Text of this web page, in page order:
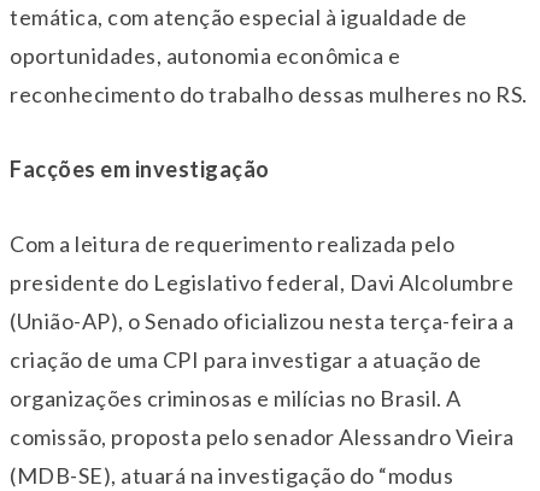
temática, com atenção especial à igualdade de
oportunidades, autonomia econômica e
reconhecimento do trabalho dessas mulheres no RS.
Facções em investigação
Com a leitura de requerimento realizada pelo
presidente do Legislativo federal, Davi Alcolumbre
(União-AP), o Senado oficializou nesta terça-feira a
criação de uma CPI para investigar a atuação de
organizações criminosas e milícias no Brasil. A
comissão, proposta pelo senador Alessandro Vieira
(MDB-SE), atuará na investigação do “modus